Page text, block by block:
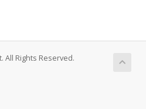
All Rights Reserved.